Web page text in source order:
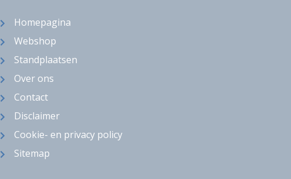
Homepagina
Webshop
Standplaatsen
Over ons
Contact
Disclaimer
Cookie- en privacy policy
Sitemap